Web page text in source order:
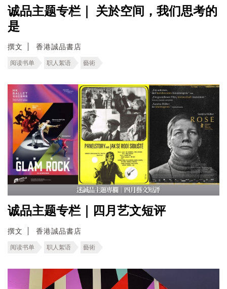
诚品主题专栏｜ 关於空间，我们思考的
是
撰文 香港誠品書店
阅读书单 职人絮语 藝術
诚品主题专栏｜四月艺文短评
撰文 香港誠品書店
阅读书单 职人絮语 藝術